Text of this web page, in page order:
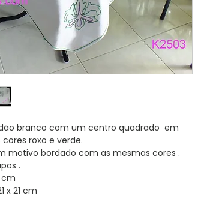
branco com um centro quadrado em
roxo e verde.
motivo bordado com as mesmas cores .
.
cm
cm